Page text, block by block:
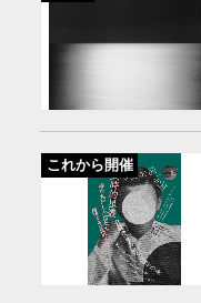
これから開催